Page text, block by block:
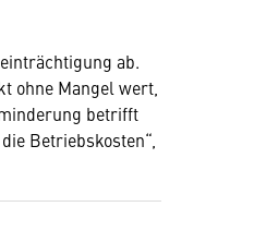
ab.
ohne Mangel wert,
betrifft
Betriebskosten“,